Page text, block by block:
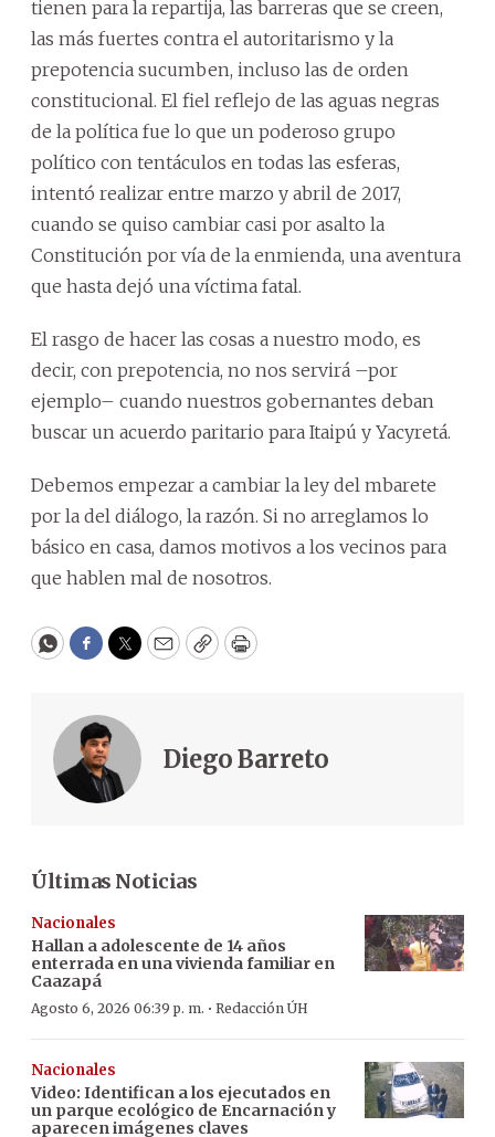
tienen para la repartija, las barreras que se creen,
las más fuertes contra el autoritarismo y la
prepotencia sucumben, incluso las de orden
constitucional. El fiel reflejo de las aguas negras
de la política fue lo que un poderoso grupo
político con tentáculos en todas las esferas,
intentó realizar entre marzo y abril de 2017,
cuando se quiso cambiar casi por asalto la
Constitución por vía de la enmienda, una aventura
que hasta dejó una víctima fatal.
El rasgo de hacer las cosas a nuestro modo, es
decir, con prepotencia, no nos servirá –por
ejemplo– cuando nuestros gobernantes deban
buscar un acuerdo paritario para Itaipú y Yacyretá.
Debemos empezar a cambiar la ley del mbarete
por la del diálogo, la razón. Si no arreglamos lo
básico en casa, damos motivos a los vecinos para
que hablen mal de nosotros.
WhatsApp
Facebook
Twitter
EmailCopyPrint
Diego Barreto
Últimas Noticias
Nacionales
Hallan a adolescente de 14 años
enterrada en una vivienda familiar en
Caazapá
Agosto 6, 2026 06:39 p. m. · Redacción ÚH
Nacionales
Video: Identifican a los ejecutados en
un parque ecológico de Encarnación y
aparecen imágenes claves